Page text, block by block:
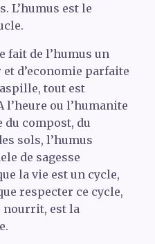
L’humus est le
fait de l’humus un
d’economie parfaite
tout est
ou l’humanite
du compost, du
sols, l’humus
de sagesse
la vie est un cycle,
respecter ce cycle,
est la